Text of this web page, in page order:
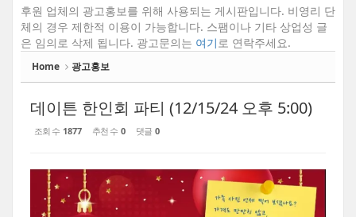
후원 업체의 광고홍보를 위해 사용되는 게시판입니다. 비영리 단
체의 경우 제한적 이용이 가능합니다. 스팸이나 기타 상업성 글
은 임의로 삭제 됩니다. 광고문의는 여기로 연락주세요.
Home 광고홍보
데이튼 한인회 파티 (12/15/24 오후 5:00)
조회 수 1877 추천 수 0 댓글 0